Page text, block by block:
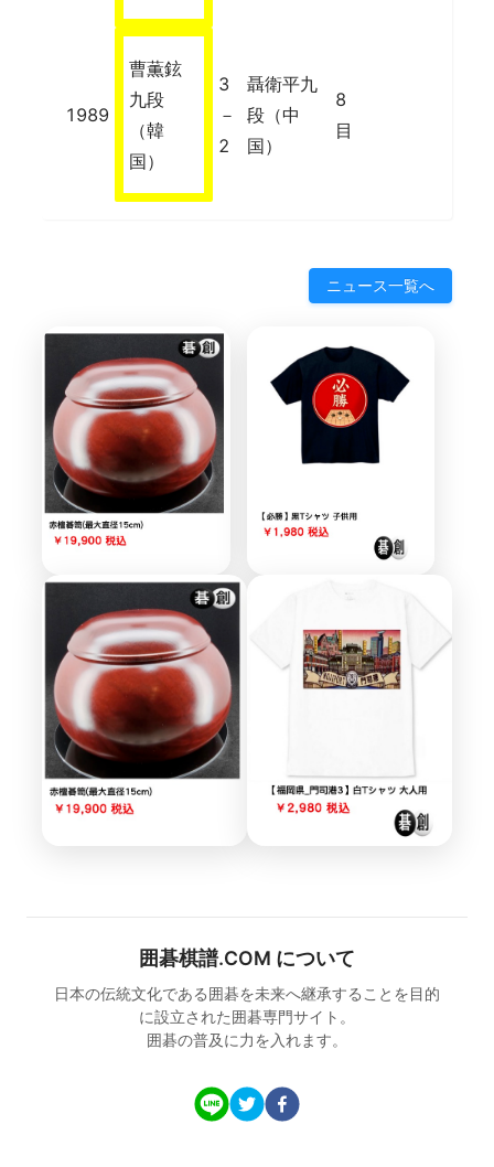
1989
曹薫鉉
九段
（韓
国）
3
－
2
聶衛平九
段（中
国）
8
目
ニュース一覧へ
囲碁棋譜.COM について
日本の伝統文化である囲碁を未来へ継承することを目的
に設立された囲碁専門サイト。
囲碁の普及に力を入れます。